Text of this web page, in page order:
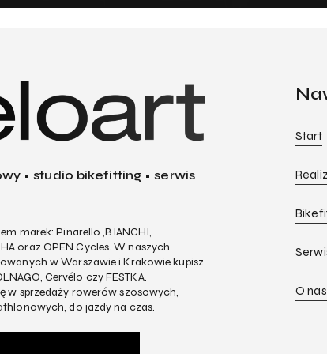
• studio bikefitting • serwis
marek: Pinarello ,BIANCHI,
oraz OPEN Cycles. W naszych
w Warszawie i Krakowie kupisz
Cervélo czy FESTKA.
w sprzedaży rowerów szosowych,
do jazdy na czas.
Start
O nas